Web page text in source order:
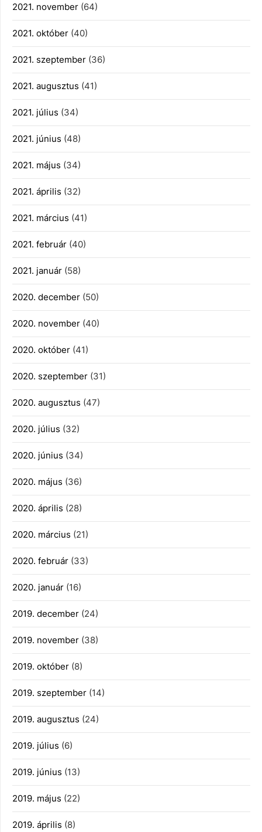
2021. november (64)
2021. október (40)
2021. szeptember (36)
2021. augusztus (41)
2021. július (34)
2021. június (48)
2021. május (34)
2021. április (32)
2021. március (41)
2021. február (40)
2021. január (58)
2020. december (50)
2020. november (40)
2020. október (41)
2020. szeptember (31)
2020. augusztus (47)
2020. július (32)
2020. június (34)
2020. május (36)
2020. április (28)
2020. március (21)
2020. február (33)
2020. január (16)
2019. december (24)
2019. november (38)
2019. október (8)
2019. szeptember (14)
2019. augusztus (24)
2019. július (6)
2019. június (13)
2019. május (22)
2019. április (8)